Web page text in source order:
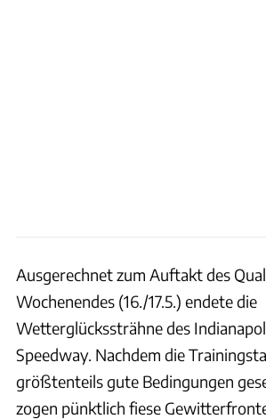
Ausgerechnet zum Auftakt des
Wochenendes (16./17.5.) endete die
Wetterglückssträhne des
Speedway. Nachdem die
größtenteils gute Bedingungen
zogen pünktlich fiese